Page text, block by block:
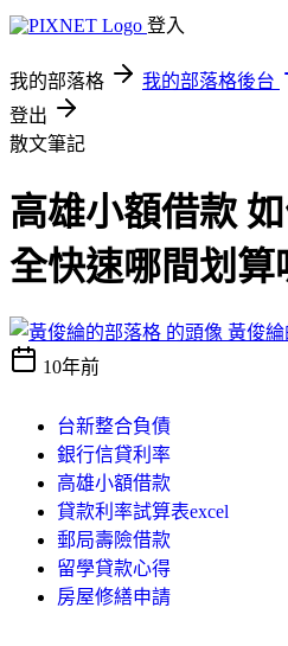
登入
我的部落格 我的部落格後台
登出
散文筆記
高雄小額借款
全快速哪間划算
黃俊
10年前
台新整合負債
銀行信貸利率
高雄小額借款
貸款利率試算表excel
郵局壽險借款
留學貸款心得
房屋修繕申請